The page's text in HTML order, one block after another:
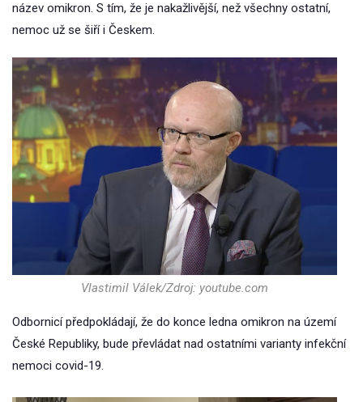
název omikron. S tím, že je nakažlivější, než všechny ostatní,
nemoc už se šiří i Českem.
Vlastimil Válek/Zdroj: youtube.com
Odbornicí předpokládají, že do konce ledna omikron na území
České Republiky, bude převládat nad ostatními varianty infekční
nemoci covid-19.